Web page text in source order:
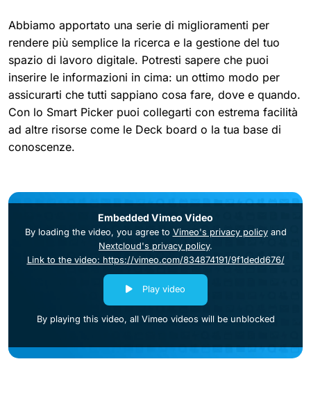
Abbiamo apportato una serie di miglioramenti per
rendere più semplice la ricerca e la gestione del tuo
spazio di lavoro digitale. Potresti sapere che puoi
inserire le informazioni in cima: un ottimo modo per
assicurarti che tutti sappiano cosa fare, dove e quando.
Con lo Smart Picker puoi collegarti con estrema facilità
ad altre risorse come le Deck board o la tua base di
conoscenze.
Embedded Vimeo Video
By loading the video, you agree to Vimeo's privacy policyand
Nextcloud's privacy policy.
Link to the video: https://vimeo.com/834874191/9f1dedd676/
Play video
By playing this video, all Vimeo videos will be unblocked